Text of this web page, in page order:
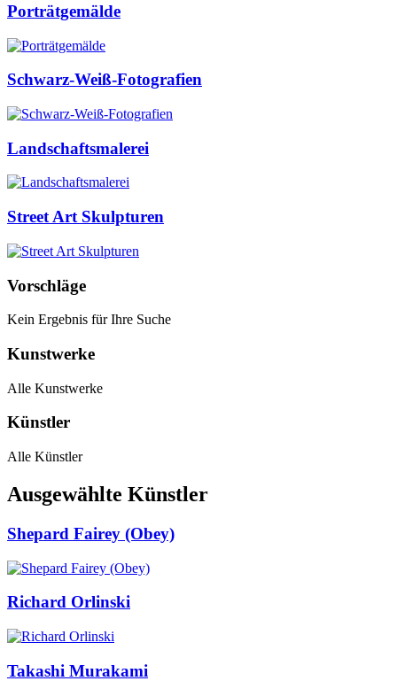
Porträtgemälde
Schwarz-Weiß-Fotografien
Landschaftsmalerei
Street Art Skulpturen
Vorschläge
Kein Ergebnis für Ihre Suche
Kunstwerke
Alle Kunstwerke
Künstler
Alle Künstler
Ausgewählte Künstler
Shepard Fairey (Obey)
Richard Orlinski
Takashi Murakami